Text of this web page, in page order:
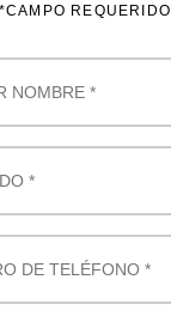
*CAMPO REQUERIDO